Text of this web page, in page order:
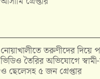
নোয়াখালীতে তরুণীদের দিয়ে
ভিডিও তৈরির অভিযোগে স্বামী-
ও ছেলেসহ ৫ জন গ্রেপ্তার